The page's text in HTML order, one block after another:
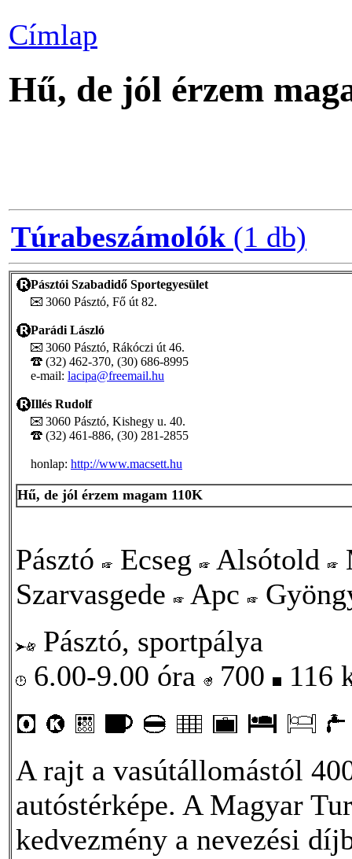
Címlap
Hű, de jól érzem
Túrabeszámolók (1 db)
Pásztói Szabadidő Sportegyesület
3060 Pásztó, Fő út 82.
Parádi László
3060 Pásztó, Rákóczi út 46.
(32) 462-370, (30) 686-8995
e-mail: lacipa@freemail.hu
Illés Rudolf
3060 Pásztó, Kishegy u. 40.
(32) 461-886, (30) 281-2855
honlap: http://www.macsett.hu
Hű, de jól érzem magam 110K
Pásztó Ecseg Alsótold
Szarvasgede
Apc
Pásztó, sportpálya
6.00-9.00 óra
700 116
A rajt a vasútállomástól
autóstérképe. A Magyar
kedvezmény a nevezési